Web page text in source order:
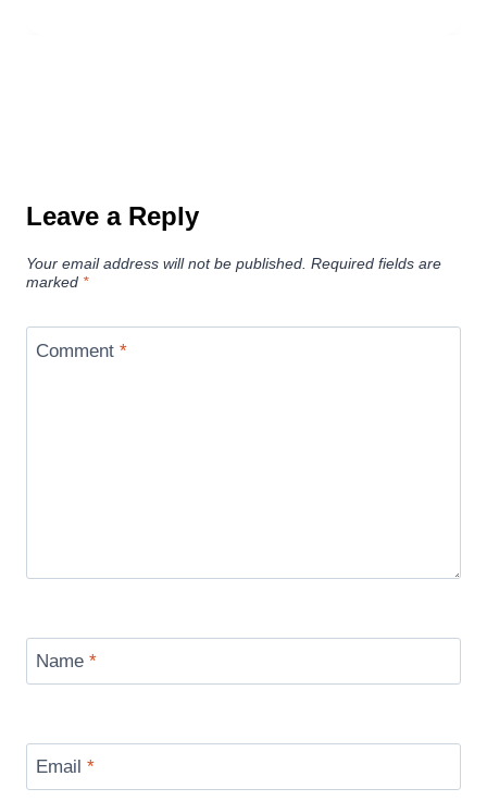
Leave a Reply
Your email address will not be published. Required fields are
marked *
Comment *
Name *
Email *